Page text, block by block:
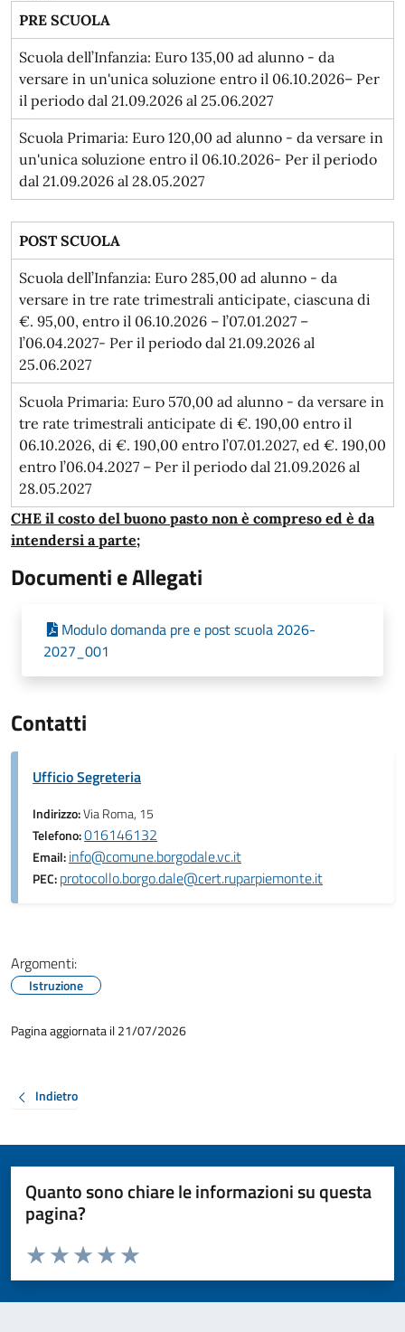
PRE SCUOLA
Scuola dell’Infanzia: Euro 135,00 ad alunno - da
versare in un'unica soluzione entro il 06.10.2026– Per
il periodo dal 21.09.2026 al 25.06.2027
Scuola Primaria: Euro 120,00 ad alunno - da versare in
un'unica soluzione entro il 06.10.2026- Per il periodo
dal 21.09.2026 al 28.05.2027
POST SCUOLA
Scuola dell’Infanzia: Euro 285,00 ad alunno - da
versare in tre rate trimestrali anticipate, ciascuna di
€. 95,00, entro il 06.10.2026 – l’07.01.2027 –
l’06.04.2027- Per il periodo dal 21.09.2026 al
25.06.2027
Scuola Primaria: Euro 570,00 ad alunno - da versare in
tre rate trimestrali anticipate di €. 190,00 entro il
06.10.2026, di €. 190,00 entro l’07.01.2027, ed €. 190,00
entro l’06.04.2027 – Per il periodo dal 21.09.2026 al
28.05.2027
CHE il costo del buono pasto non è compreso ed è da
intendersi a parte;
Documenti e Allegati
Modulo domanda pre e post scuola 2026-
2027_001
Contatti
Ufficio Segreteria
Indirizzo:Via Roma, 15
Telefono:016146132
Email:info@comune.borgodale.vc.it
PEC:protocollo.borgo.dale@cert.ruparpiemonte.it
Argomenti:
Istruzione
Pagina aggiornata il 21/07/2026
Indietro
Quanto sono chiare le informazioni su questa
pagina?
Valuta da 1 a 5 stelle la pagina
Valuta 5 stelle su 5
Valuta 4 stelle su 5
Valuta 3 stelle su 5
Valuta 2 stelle su 5
Valuta 1 stelle su 5